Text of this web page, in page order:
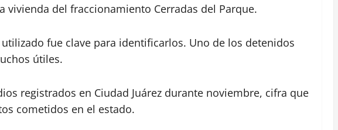
vivienda del fraccionamiento Cerradas del Parque.
fue clave para identificarlos. Uno de los detenidos
útiles.
registrados en Ciudad Juárez durante noviembre, cifra que
cometidos en el estado.